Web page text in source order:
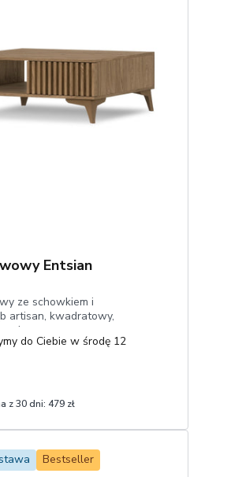
Entsian
ze schowkiem i
artisan, kwadratowy,
do Ciebie w środę 12
z 30 dni: 479 zł
Bestseller